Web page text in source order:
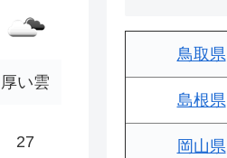
厚い雲
27
鳥取県
島根県
岡山県